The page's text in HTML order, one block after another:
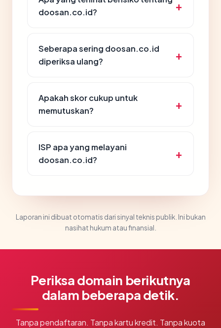
doosan.co.id?
Seberapa sering doosan.co.id
diperiksa ulang?
Apakah skor cukup untuk
memutuskan?
ISP apa yang melayani
doosan.co.id?
Laporan ini dibuat otomatis dari sinyal teknis publik. Ini bukan
nasihat hukum atau finansial.
Periksa domain berikutnya
dalam beberapa detik.
Tanpa pendaftaran. Tanpa kartu kredit. Tanpa kuota